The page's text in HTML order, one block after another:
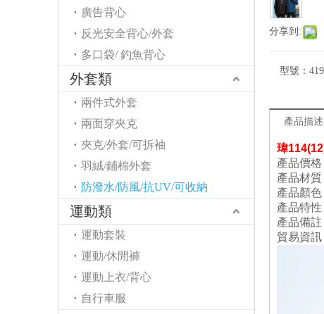
廣告背心
反光安全背心/外套
多口袋/ 釣魚背心
外套類
兩件式外套
兩面穿夾克
夾克/外套/可拆袖
羽絨/鋪棉外套
防潑水/防風/抗UV/可收納
運動類
運動套裝
運動/休閒褲
運動上衣/背心
自行車服
分享到:
型號：
產品描述
瑋
產品價
產品材質
產品顏色
產品特性
產品備
貿易資